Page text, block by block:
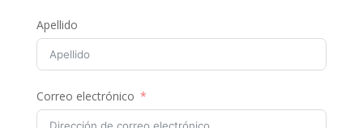
Apellido
Correo electrónico